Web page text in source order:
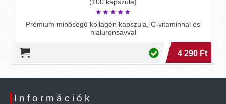
(100 kapszula)
Prémium minőségű kollagén kapszula, C-vitaminnal és
hialuronsavval
4 290 Ft
Információk